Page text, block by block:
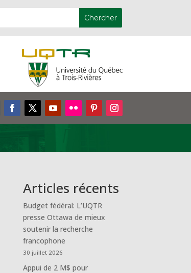
Articles récents
Budget fédéral: L’UQTR
presse Ottawa de mieux
soutenir la recherche
francophone
30 juillet 2026
Appui de 2 M$ pour